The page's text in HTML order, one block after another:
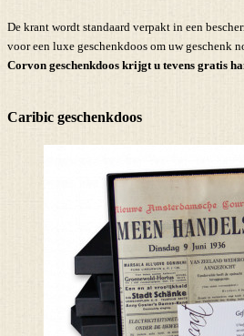
De krant wordt standaard verpakt in een
voor een luxe geschenkdoos om uw geschenk
Corvon geschenkdoos krijgt u tevens gratis
Caribic geschenkdoos